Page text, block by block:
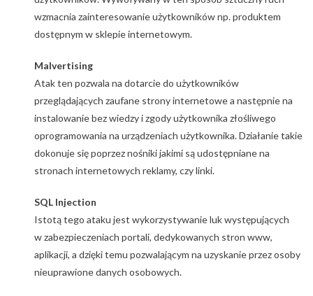
wzmacnia zainteresowanie użytkowników np. produktem
dostępnym w sklepie internetowym.
Malvertising
Atak ten pozwala na dotarcie do użytkowników
przeglądających zaufane strony internetowe a następnie na
instalowanie bez wiedzy i zgody użytkownika złośliwego
oprogramowania na urządzeniach użytkownika. Działanie takie
dokonuje się poprzez nośniki jakimi są udostępniane na
stronach internetowych reklamy, czy linki.
SQL Injection
Istotą tego ataku jest wykorzystywanie luk występujących
w zabezpieczeniach portali, dedykowanych stron www,
aplikacji, a dzięki temu pozwalającym na uzyskanie przez osoby
nieuprawione danych osobowych.